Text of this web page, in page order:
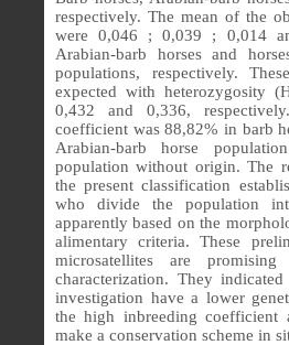
respectively. The mean of the
were 0,046 ; 0,039 ; 0,014
Arabian-barb horses and
populations, respectively.
expected with heterozygosity
0,432 and 0,336,
coefficient was 88,82% in barb
Arabian-barb horse
population without origin. The
the present classification
who divide the population
apparently based on the
alimentary criteria. These
microsatellites are
characterization. They
investigation have a lower
the high inbreeding coefficient
make a conservation scheme in